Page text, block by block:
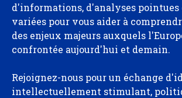
d'informations, d'analyses
variées pour vous aider à
des enjeux majeurs auxquels
confrontée aujourd'hui et demain.
Rejoignez-nous pour un échange
intellectuellement stimulant,